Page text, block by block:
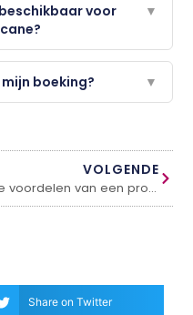
voor
▼
boeking? ▼
VOLGENDE
De voordelen van een professionele dakdekker
Share on Twitter